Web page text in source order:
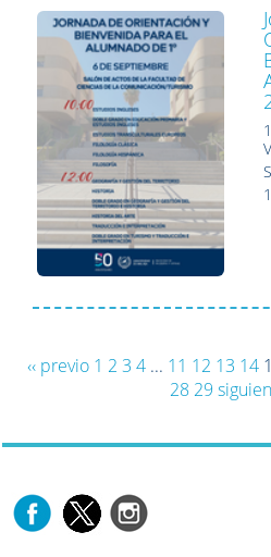
‹‹ previo 1 2 3 4... 11 12 13 14
28 29